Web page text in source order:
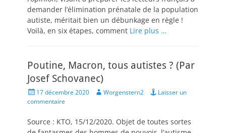
demander l’élimination prénatale de la population
autiste, méritait bien un débunkage en règle !
Voilà, en six étapes, comment Lire plus …
Poutine, Macron, tous autistes ? (Par
Josef Schovanec)
Posted
on
17 décembre 2020 AuthorWorgenstern2
Laisser un
commentaire
Source : KTO, 15/12/2020. Objet de toutes sortes